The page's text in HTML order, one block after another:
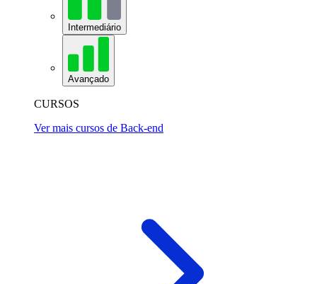
Intermediário
Avançado
CURSOS
Ver mais cursos de Back-end